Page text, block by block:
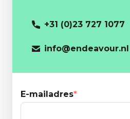
+31 (0)23 727 1077
info@endeavour.nl
E-mailadres*